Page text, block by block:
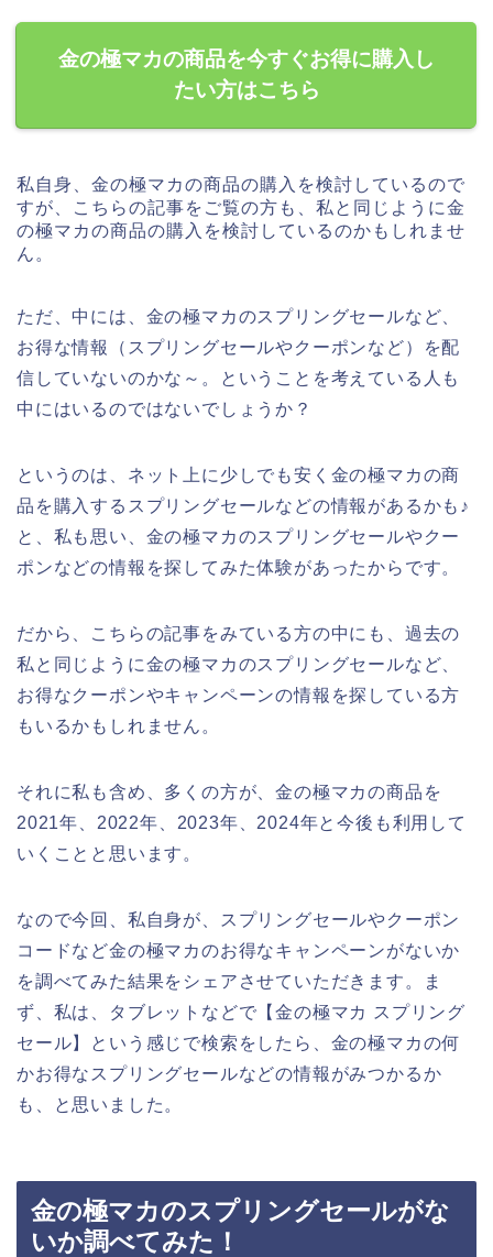
金の極マカの商品を今すぐお得に購入し
たい方はこちら
私自身、金の極マカの商品の購入を検討しているので
すが、こちらの記事をご覧の方も、私と同じように金
の極マカの商品の購入を検討しているのかもしれませ
ん。
ただ、中には、金の極マカのスプリングセールなど、
お得な情報（スプリングセールやクーポンなど）を配
信していないのかな～。ということを考えている人も
中にはいるのではないでしょうか？
というのは、ネット上に少しでも安く金の極マカの商
品を購入するスプリングセールなどの情報があるかも♪
と、私も思い、金の極マカのスプリングセールやクー
ポンなどの情報を探してみた体験があったからです。
だから、こちらの記事をみている方の中にも、過去の
私と同じように金の極マカのスプリングセールなど、
お得なクーポンやキャンペーンの情報を探している方
もいるかもしれません。
それに私も含め、多くの方が、金の極マカの商品を
2021年、2022年、2023年、2024年と今後も利用して
いくことと思います。
なので今回、私自身が、スプリングセールやクーポン
コードなど金の極マカのお得なキャンペーンがないか
を調べてみた結果をシェアさせていただきます。ま
ず、私は、タブレットなどで【金の極マカ スプリング
セール】という感じで検索をしたら、金の極マカの何
かお得なスプリングセールなどの情報がみつかるか
も、と思いました。
金の極マカのスプリングセールがな
いか調べてみた！